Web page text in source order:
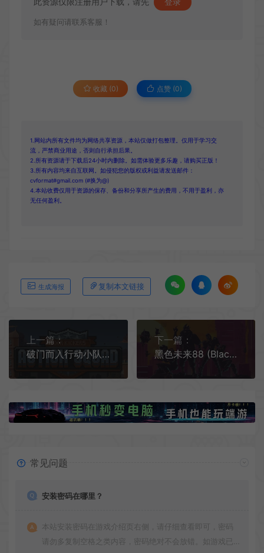
如有疑问请联系客服！
收藏 (0) 点赞 (0)
1.网站内所有文件均为网络共享资源，本站仅做打包整理。仅用于学习交
流，严禁商业用途，否则自行承担后果。
2.所有资源请于下载后24小时内删除。如需体验更多乐趣，请购买正版！
3.所有内容均来自互联网。如侵犯您的版权或利益请发送邮件：
cvformat#gmail.com (#换为@)
4.本站收费仅用于资源的保存、备份和分享所产生的费用，不用于盈利，亦
无任何盈利。
生成海报 复制本文链接
上一篇：
破门而入行动小队(Door Kickers: Action Squad)简中|PC|ACT|老派横版卷轴动作游戏
下一篇：
黑色未来88 (Black Future '88) 简中|PC|硬核赛博朋克横版像素动作射击游戏
常见问题
安装密码在哪里？
本站安装密码在游戏介绍页右侧，请仔细查看即可，密码
请勿多复制空格之类内容，密码绝对不会放错。如游戏已